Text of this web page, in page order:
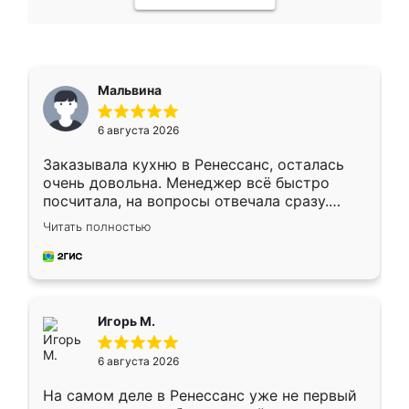
Мальвина
6 августа 2026
Заказывала кухню в Ренессанс, осталась
очень довольна. Менеджер всё быстро
посчитала, на вопросы отвечала сразу.
Замерщик приехал в субботу, подошёл к
делу со всей ответственностью. Собрали
за день, ребята работали аккуратно, даже
Читать полностью
Игорь М.
6 августа 2026
На самом деле в Ренессанс уже не первый